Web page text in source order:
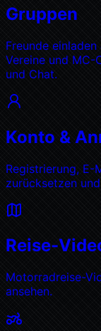
Gruppen
Freunde
Vereine und MC-
und Chat.
Konto &
Registrierung, E-
zurücksetzen
Reise-
Motorradreise-
ansehen.